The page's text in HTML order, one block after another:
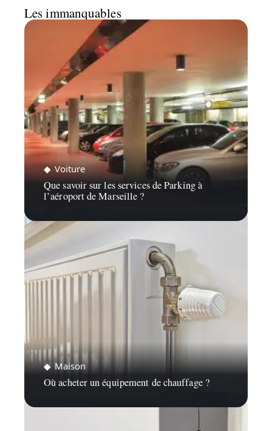
Les immanquables
Voiture
Que savoir sur les services de Parking à
l’aéroport de Marseille ?
Maison
Où acheter un équipement de chauffage ?